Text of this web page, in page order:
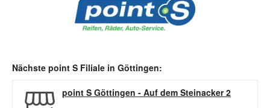
Nächste point S Filiale in Göttingen:
point S Göttingen - Auf dem Steinacker 2